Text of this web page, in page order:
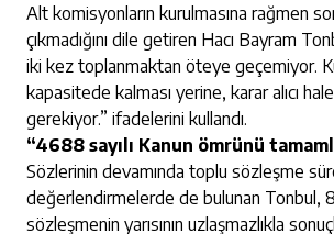
Alt komisyonların kurulmasına rağmen
çıkmadığını dile getiren Hacı Bayram
iki kez toplanmaktan öteye geçemiyor.
kapasitede kalması yerine, karar alıcı
gerekiyor.” ifadelerini kullandı.
“4688 sayılı Kanun ömrünü
Sözlerinin devamında toplu sözleşme
değerlendirmelerde de bulunan Tonbul,
sözleşmenin yarısının uzlaşmazlıkla